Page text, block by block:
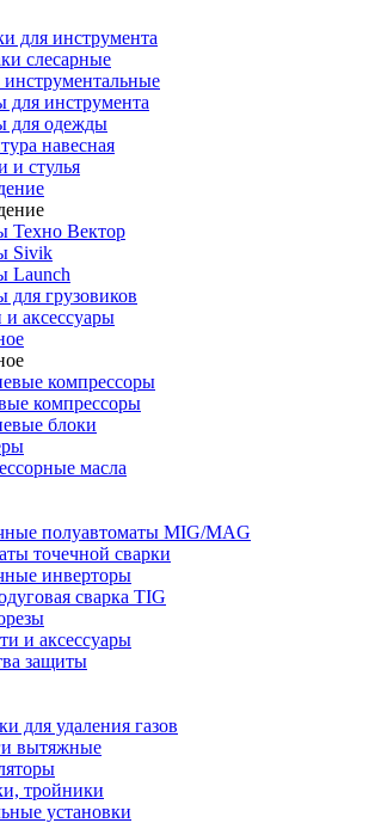
для инструмента
слесарные
инструмента
для одежды
навесная
и стулья
Техно Вектор
Sivik
Launch
для грузовиков
аксессуары
компрессоры
компрессоры
блоки
масла
полуавтоматы MIG/MAG
точечной сварки
инверторы
сварка TIG
и аксессуары
защиты
для удаления газов
вытяжные
тройники
установки